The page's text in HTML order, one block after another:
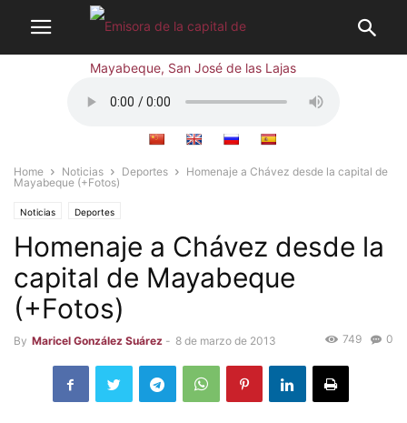
Home Noticias Deportes
Homenaje a Chávez desde la capital de
Mayabeque (+Fotos)
Noticias Deportes
Homenaje a Chávez desde la
capital de Mayabeque
(+Fotos)
By Maricel González Suárez - 8 de marzo de 2013 0
749